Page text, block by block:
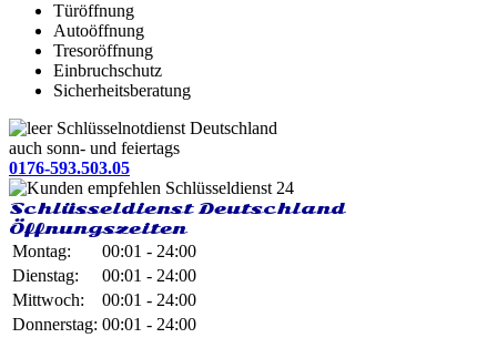
Türöffnung
Autoöffnung
Tresoröffnung
Einbruchschutz
Sicherheitsberatung
Schlüsselnotdienst Deutschland
auch sonn- und feiertags
0176-593.503.05
Schlüsseldienst Deutschland
Öffnungszeiten
Montag:
00:01 - 24:00
Dienstag:
00:01 - 24:00
Mittwoch:
00:01 - 24:00
Donnerstag: 00:01 - 24:00